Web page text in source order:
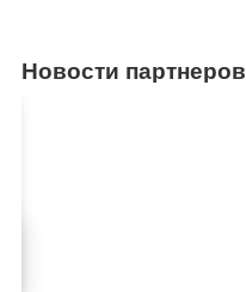
Новости партнеров